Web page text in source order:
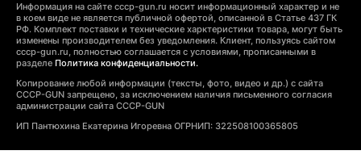
Информация на сайте cccp-gun.ru носит информационный характер и не
в коем виде не является публичной офертой, описанной в Статье 437 ГК
РФ. Комплект поставки и технические харктеристики товара, могут быть
изменены производителем без уведомления. Клиент, пользуясь сайтом
cccp-gun.ru, полностью соглашается с условиями, прописанными в
разделе Политика конфиденциальности.
Копирование любой информации (тексты, фото, видео и др.) с сайта
CCCP-GUN запрещено, за исключением наличия письменного согласия
администрации сайта CCCP-GUN
ИП Пантюхина Екатерина Игоревна ОГРНИП: 322508100365805